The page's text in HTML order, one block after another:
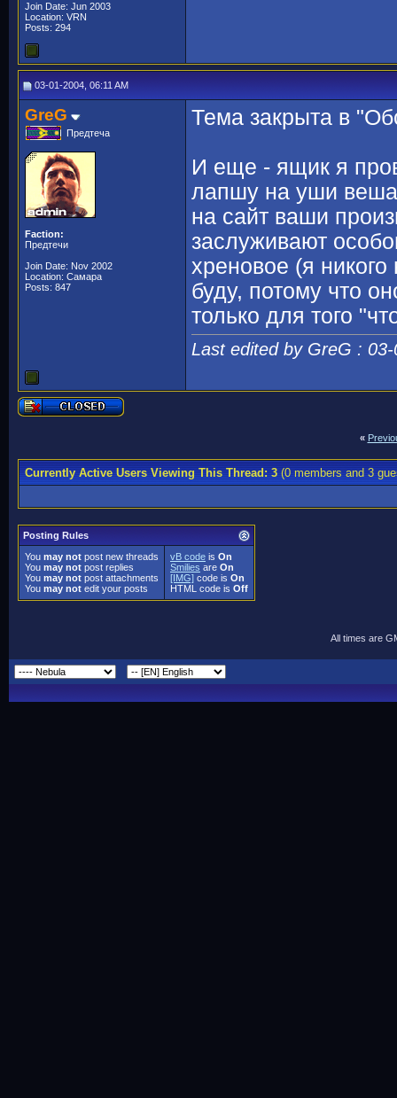
Join Date: Jun 2003
Location: VRN
Posts: 294
03-01-2004, 06:11 AM
GreG
Предтеча
Faction:
Предтечи
Join Date: Nov 2002
Location: Самара
Posts: 847
Тема закрыта в
И еще - ящик я
лапшу на уши
на сайт ваши
заслуживают
хреновое (я
буду, потому что
только для того
Last edited by GreG :
«
Currently Active Users Viewing This Thread: 3(0 members and 3
Posting Rules
You may not post new threads
You may not post replies
You may not post attachments
You may not edit your posts
vB code is On
Smilies are On
[IMG] code is On
HTML code is Off
All times are